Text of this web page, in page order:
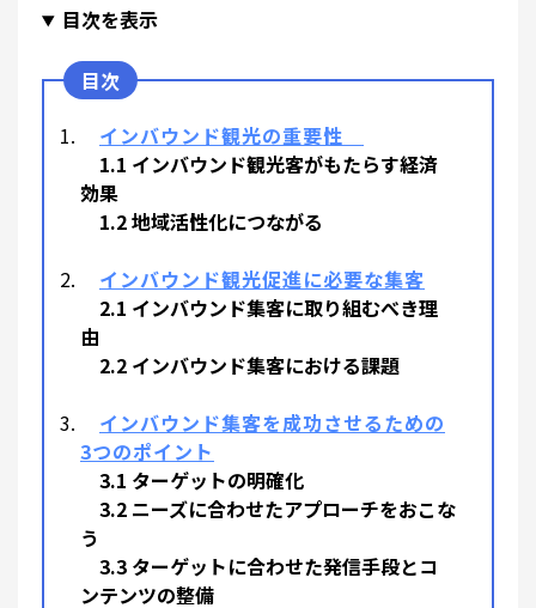
目次を表示
インバウンド観光の重要性
1.1 インバウンド観光客がもたらす経済
効果
1.2 地域活性化につながる
インバウンド観光促進に必要な集客
2.1 インバウンド集客に取り組むべき理
由
2.2 インバウンド集客における課題
インバウンド集客を成功させるための
3つのポイント
3.1 ターゲットの明確化
3.2 ニーズに合わせたアプローチをおこな
う
3.3 ターゲットに合わせた発信手段とコ
ンテンツの整備